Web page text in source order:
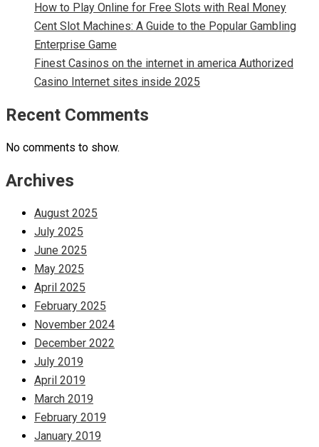
How to Play Online for Free Slots with Real Money
Cent Slot Machines: A Guide to the Popular Gambling
Enterprise Game
Finest Casinos on the internet in america Authorized
Casino Internet sites inside 2025
Recent Comments
No comments to show.
Archives
August 2025
July 2025
June 2025
May 2025
April 2025
February 2025
November 2024
December 2022
July 2019
April 2019
March 2019
February 2019
January 2019